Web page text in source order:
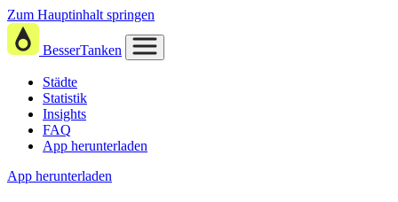
Zum Hauptinhalt springen
BesserTanken
Städte
Statistik
Insights
FAQ
App herunterladen
App herunterladen